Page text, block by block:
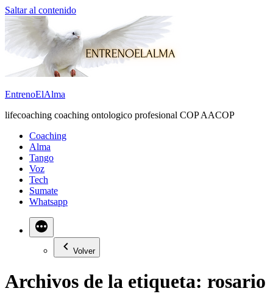
Saltar al contenido
EntrenoElAlma
lifecoaching coaching ontologico profesional COP AACOP
Coaching
Alma
Tango
Voz
Tech
Sumate
Whatsapp
Volver
Archivos de la etiqueta: rosario